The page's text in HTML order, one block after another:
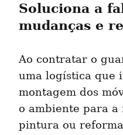
Soluciona a
mudanças e
Ao contratar o
uma logística que
montagem dos
o ambiente para a
pintura ou